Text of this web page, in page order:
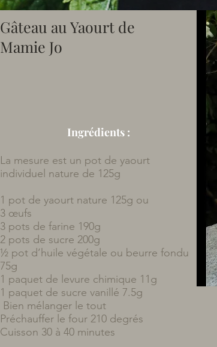
Gâteau au Yaourt de
Mamie Jo
Ingrédients :
La mesure est un pot de yaourt
individuel nature de 125g
1 pot de yaourt nature 125g ou
3 œufs
3 pots de farine 190g
2 pots de sucre 200g
½ pot d’huile végétale ou beurre fondu
75g
1 paquet de levure chimique 11g
1 paquet de sucre vanillé 7.5g
Bien mélanger le tout
Préchauffer le four 210 degrés
Cuisson 30 à 40 minutes